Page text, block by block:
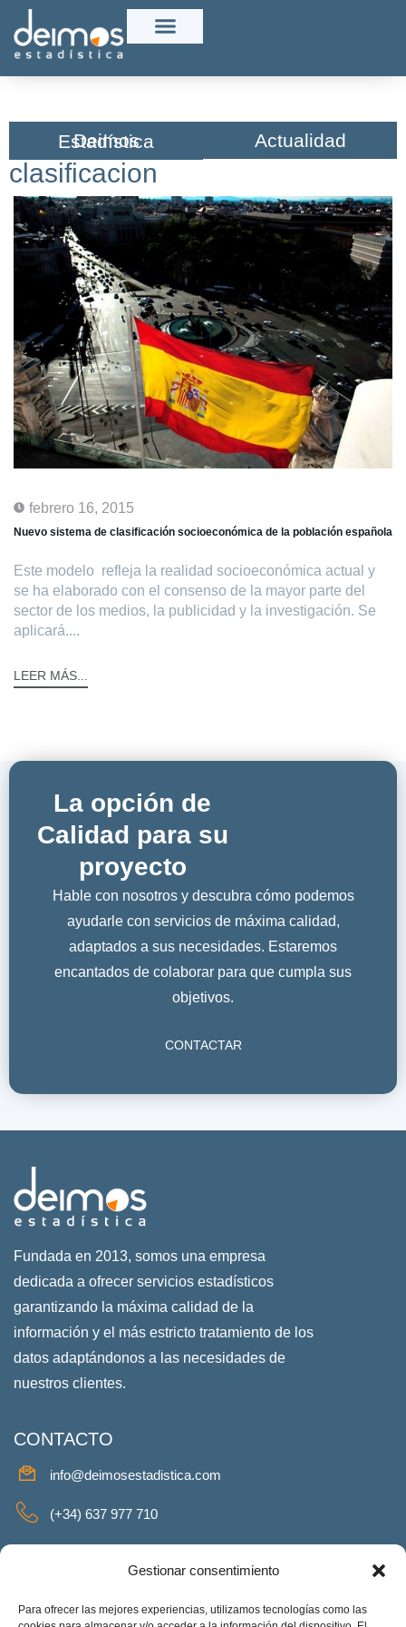
Gestionar consentimiento
Para ofrecer las mejores experiencias, utilizamos tecnologías como las
Deimos Estadística​ Actualidad
clasificacion
febrero 16, 2015
Nuevo sistema de clasificación socioeconómica de la población española
Este modelo refleja la realidad socioeconómica actual y
se ha elaborado con el consenso de la mayor parte del
sector de los medios, la publicidad y la investigación. Se
aplicará....
LEER MÁS...
La opción de
Calidad para su
proyecto
Hable con nosotros y descubra cómo podemos
ayudarle con servicios de máxima calidad,
adaptados a sus necesidades. Estaremos
encantados de colaborar para que cumpla sus
objetivos.
CONTACTAR
Fundada en 2013, somos una empresa
dedicada a ofrecer servicios estadísticos
garantizando la máxima calidad de la
información y el más estricto tratamiento de los
datos adaptándonos a las necesidades de
nuestros clientes.
CONTACTO
info@deimosestadistica.com
(+34) 637 977 710